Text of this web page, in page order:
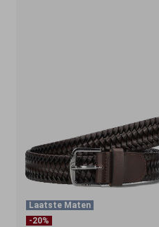
Laatste Maten
-20%